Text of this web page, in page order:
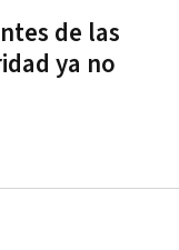
de las
ya no